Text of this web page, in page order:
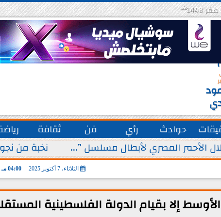
هـ
حوادث رأي فن ثقافة
الأحمر المصري لأبطال مسلسل ”... نخبة من
الثلاثاء، 7 أكتوبر 2025 04:00 مـ
إلا بقيام الدولة الفلسطينية